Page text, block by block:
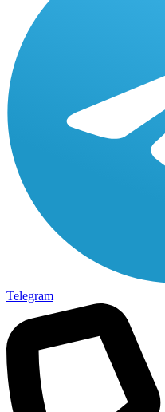
Telegram